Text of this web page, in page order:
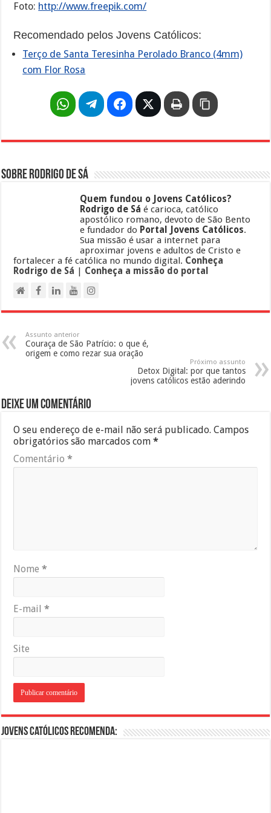
Foto: http://www.freepik.com/
Recomendado pelos Jovens Católicos:
Terço de Santa Teresinha Perolado Branco (4mm)
com Flor Rosa
Sobre Rodrigo de Sá
Quem fundou o Jovens Católicos?
Rodrigo de Sá é carioca, católico
apostólico romano, devoto de São Bento
e fundador do Portal Jovens Católicos.
Sua missão é usar a internet para
aproximar jovens e adultos de Cristo e
fortalecer a fé católica no mundo digital. Conheça
Rodrigo de Sá | Conheça a missão do portal
Assunto anterior
Couraça de São Patrício: o que é,
origem e como rezar sua oração
Próximo assunto
Detox Digital: por que tantos
jovens católicos estão aderindo
Deixe um comentário
O seu endereço de e-mail não será publicado. Campos
obrigatórios são marcados com*
Comentário*
Nome*
E-mail*
Site
Jovens Católicos Recomenda: